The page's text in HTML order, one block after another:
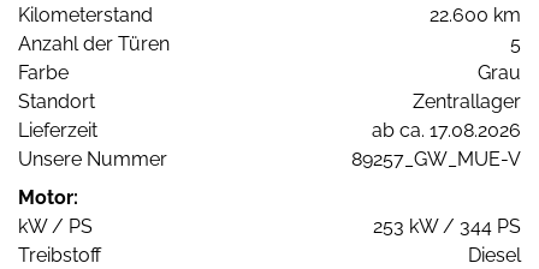
Kilometerstand
22.600 km
Anzahl der Türen
5
Farbe
Grau
Standort
Zentrallager
Lieferzeit
ab ca. 17.08.2026
Unsere Nummer
89257_GW_MUE-V
Motor:
kW / PS
253 kW / 344 PS
Treibstoff
Diesel